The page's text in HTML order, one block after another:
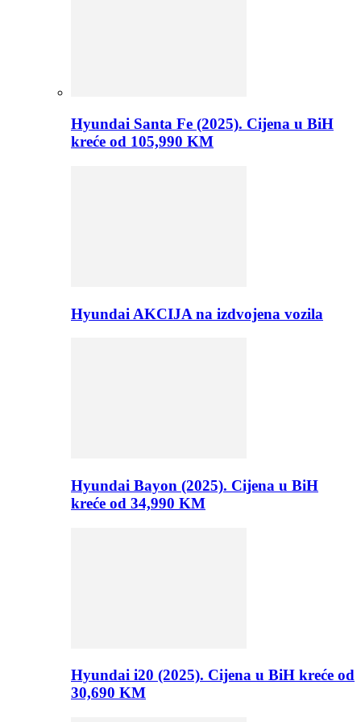
Hyundai Santa Fe (2025). Cijena u BiH
kreće od 105,990 KM
Hyundai AKCIJA na izdvojena vozila
Hyundai Bayon (2025). Cijena u BiH
kreće od 34,990 KM
Hyundai i20 (2025). Cijena u BiH kreće od
30,690 KM